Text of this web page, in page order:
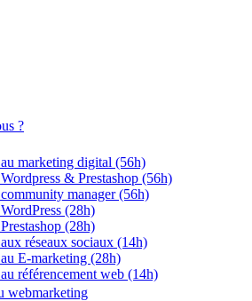
?
marketing digital (56h)
& Prestashop (56h)
manager (56h)
(28h)
(28h)
réseaux sociaux (14h)
E-marketing (28h)
référencement web (14h)
webmarketing